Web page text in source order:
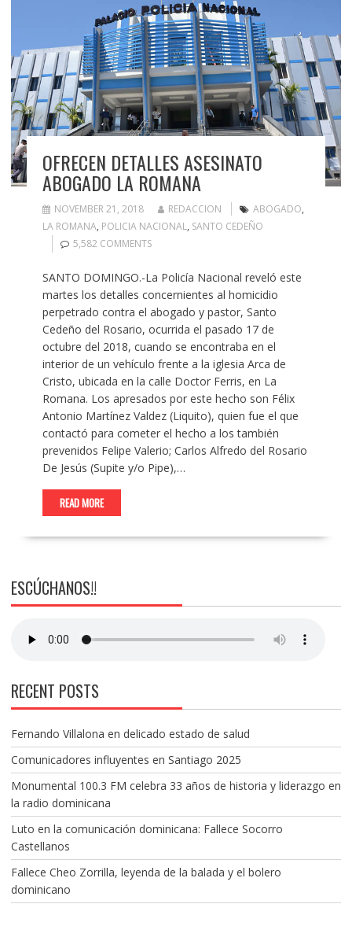
OFRECEN DETALLES ASESINATO
ABOGADO LA ROMANA
NOVEMBER 21, 2018 REDACCION ABOGADO,
LA ROMANA, POLICIA NACIONAL, SANTO CEDEÑO
5,582 COMMENTS
SANTO DOMINGO.-La Policía Nacional reveló este
martes los detalles concernientes al homicidio
perpetrado contra el abogado y pastor, Santo
Cedeño del Rosario, ocurrida el pasado 17 de
octubre del 2018, cuando se encontraba en el
interior de un vehículo frente a la iglesia Arca de
Cristo, ubicada en la calle Doctor Ferris, en La
Romana. Los apresados por este hecho son Félix
Antonio Martínez Valdez (Liquito), quien fue el que
contactó para cometer el hecho a los también
prevenidos Felipe Valerio; Carlos Alfredo del Rosario
De Jesús (Supite y/o Pipe),…
READ MORE
ESCÚCHANOS!!
RECENT POSTS
Fernando Villalona en delicado estado de salud
Comunicadores influyentes en Santiago 2025
Monumental 100.3 FM celebra 33 años de historia y liderazgo en
la radio dominicana
Luto en la comunicación dominicana: Fallece Socorro
Castellanos
Fallece Cheo Zorrilla, leyenda de la balada y el bolero
dominicano